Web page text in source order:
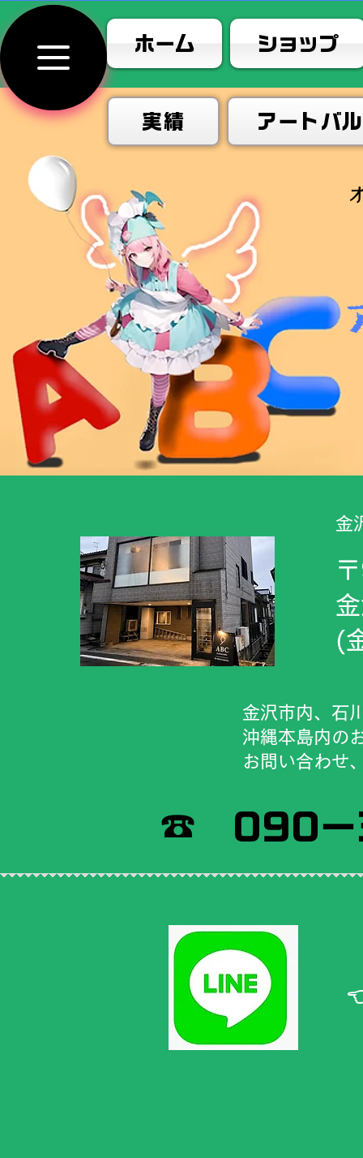
ホーム ショップ
実績 アートバ
金
​(
金沢市内、石
沖縄本島内の
お問い合わせ
​☎ 090－